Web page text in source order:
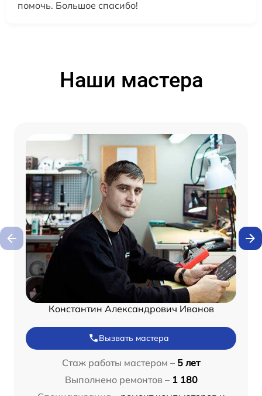
помочь. Большое спасибо!
Наши мастера
Константин Александрович Иванов
Вызвать мастера
Стаж работы мастером – 5 лет
Выполнено ремонтов – 1 180